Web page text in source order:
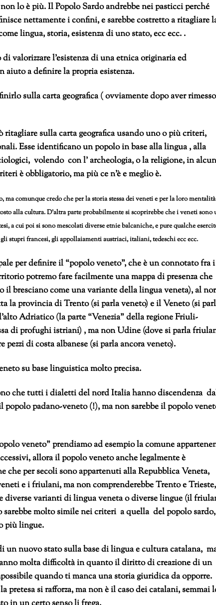
lo è più. Il Popolo Sardo andrebbe nei pasticci perché
nettamente i confini, e sarebbe costretto a ritagliare
lingua, storia, esistenza di uno stato, ecc ecc. .
valorizzare l’esistenza di una etnica originaria ed
aiuto a definire la propria esistenza.
sulla carta geografica ( ovviamente dopo aver
sulla carta geografica usando uno o più criteri,
Esse identificano un popolo in base alla lingua , alla
volendo con l’ archeologia, o la religione, in
è obbligatorio, ma più ce n’è e meglio è.
comunque credo che per la storia stessa dei veneti e per la loro mentalità
alla cultura. D’altra parte probabilmente si scoprirebbe che i veneti sono
a cui poi si sono mescolati diverse etnie balcaniche, e pure qualche
stupri francesi, gli appollaiamenti austriaci, italiani, tedeschi ecc ecc.
per definire il “popolo veneto”, che è un connotato fra i
potremo fare facilmente una mappa di presenza che
il bresciano come una variante della lingua veneta), al
la provincia di Trento (si parla veneto) e il Veneto (si
Adriatico (la parte “Venezia” della regione Friuli-
di profughi istriani) , ma non Udine (dove si parla
di costa albanese (si parla ancora veneto).
su base linguistica molto precisa.
che tutti i dialetti del nord Italia hanno discendenza
padano-veneto (!), ma non sarebbe il popolo
veneto” prendiamo ad esempio la comune
allora il popolo veneto anche legalmente è
per secoli sono appartenuti alla Repubblica Veneta,
e i friulani, ma non comprenderebbe Trento e Trieste,
diverse varianti di lingua veneta o diverse lingue (il
molto simile nei criteri a quella del popolo sardo,
più lingue.
nuovo stato sulla base di lingua e cultura catalana,
molta difficoltà in quanto il diritto di creazione di un
quando ti manca una storia giuridica da opporre.
si rafforza, ma non è il caso dei catalani, semmai